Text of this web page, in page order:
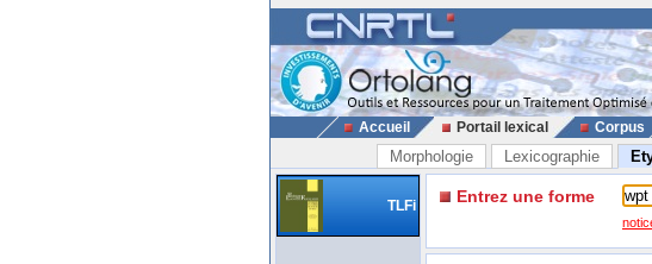
Accueil Portail lexical Corpus
Morphologie Lexicographie
TLFi Entrez une forme